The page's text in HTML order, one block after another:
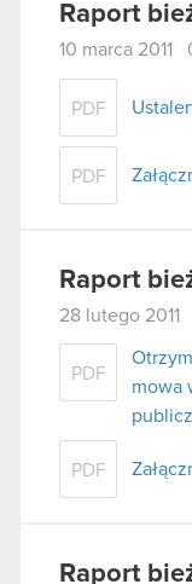
Raport
10 marca 2011
PDF
PDF
Raport
28 lutego
PDF
mowa
PDF
Raport